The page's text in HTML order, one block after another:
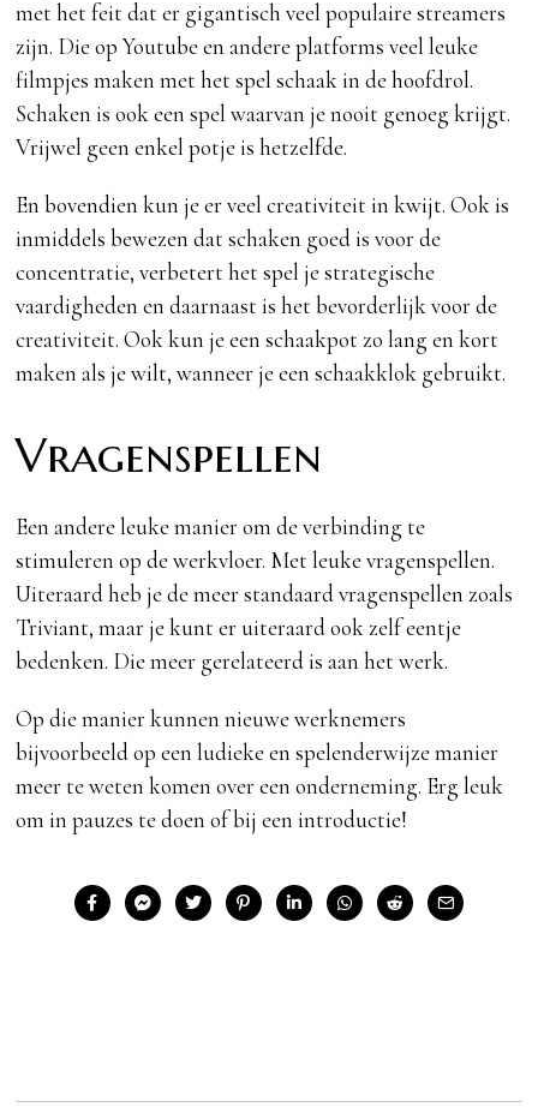
met het feit dat er gigantisch veel populaire streamers
zijn. Die op Youtube en andere platforms veel leuke
filmpjes maken met het spel schaak in de hoofdrol.
Schaken is ook een spel waarvan je nooit genoeg krijgt.
Vrijwel geen enkel potje is hetzelfde.
En bovendien kun je er veel creativiteit in kwijt. Ook is
inmiddels bewezen dat schaken goed is voor de
concentratie, verbetert het spel je strategische
vaardigheden en daarnaast is het bevorderlijk voor de
creativiteit. Ook kun je een schaakpot zo lang en kort
maken als je wilt, wanneer je een schaakklok gebruikt.
Vragenspellen
Een andere leuke manier om de verbinding te
stimuleren op de werkvloer. Met leuke vragenspellen.
Uiteraard heb je de meer standaard vragenspellen zoals
Triviant, maar je kunt er uiteraard ook zelf eentje
bedenken. Die meer gerelateerd is aan het werk.
Op die manier kunnen nieuwe werknemers
bijvoorbeeld op een ludieke en spelenderwijze manier
meer te weten komen over een onderneming. Erg leuk
om in pauzes te doen of bij een introductie!